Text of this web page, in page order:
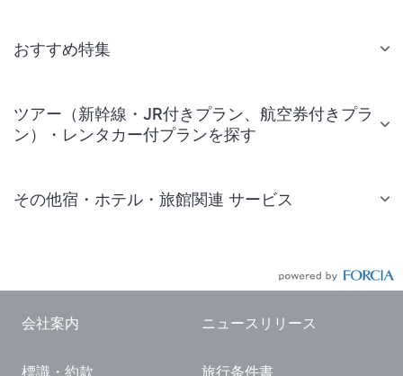
おすすめ特集
ツアー（新幹線・JR付きプラン、航空券付きプラ
ン）・レンタカー付プランを探す
その他宿・ホテル・旅館関連 サービス
会社案内 ニュースリリース
標識・約款 旅行条件書